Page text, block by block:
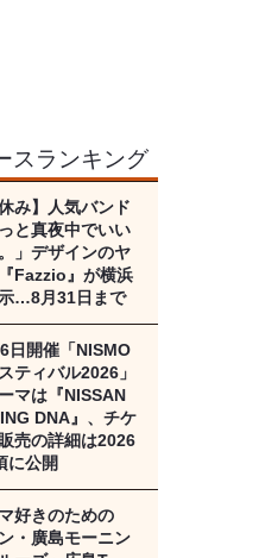
スランキング
休み】人気バンド
っと真夜中でいい
」デザインのヤ
Fazzio』が横浜
…8月31日まで
日開催「NISMO
ティバル2026」
マは『NISSAN
DNA』、チケ
売の詳細は2026
に公開
好きのための
ン・廣島モーニン